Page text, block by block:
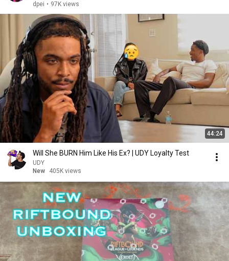
dpei • 97K views
44:24
Will She BURN Him Like His Ex? | UDY Loyalty Test
UDY
New
405K views